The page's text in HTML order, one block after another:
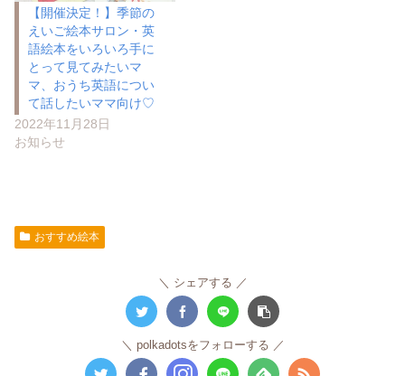
【開催決定！】季節の
えいご絵本サロン・英
語絵本をいろいろ手に
とって見てみたいマ
マ、おうち英語につい
て話したいママ向け♡
2022年11月28日
お知らせ
おすすめ絵本
シェアする
polkadotsをフォローする